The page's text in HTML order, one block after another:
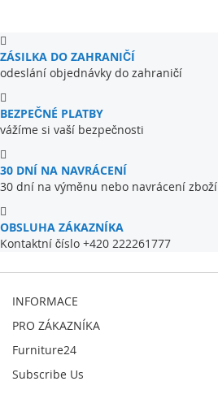
ZÁSILKA DO ZAHRANIČÍ
odeslání objednávky do zahraničí
BEZPEČNÉ PLATBY
vážíme si vaší bezpečnosti
30 DNÍ NA NAVRÁCENÍ
30 dní na výměnu nebo navrácení zboží
OBSLUHA ZÁKAZNÍKA
Kontaktní číslo +420 222261777
INFORMACE
PRO ZÁKAZNÍKA
Furniture24
Subscribe Us